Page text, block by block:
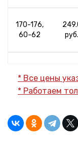
170-176,
60-62
64-66
170-176,
68-70
*
* Все цены
* Работаем